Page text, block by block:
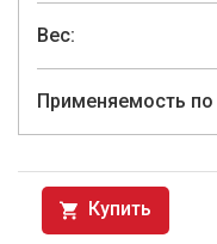
Вес:
Применяемость
Купить